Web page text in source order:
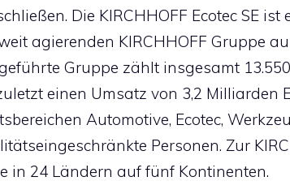
Die KIRCHHOFF Ecotec SE
agierenden KIRCHHOFF Gruppe
Gruppe zählt insgesamt
einen Umsatz von 3,2 Milliarden
Automotive, Ecotec,
Personen. Zur
in 24 Ländern auf fünf Kontinenten.